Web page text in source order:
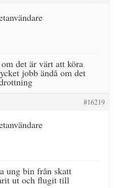
det är värt att köra
jobb ändå om det
#16219
ung bin från skatt
ut och flugit till